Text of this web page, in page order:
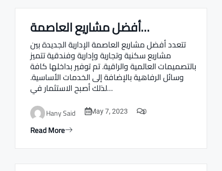
Real estate Estate ville أفضل مشاريع العاصمة…
تتعدد أفضل مشاريع العاصمة الإدارية الجديدة بين
مشاريع سكنية وتجارية وإدارية وفندقية تتميز
بالتصميمات العالمية والراقية. تم توفير بداخلها كافة
وسائل الرفاهية بالإضافة إلى الخدمات الأساسية.
لذلك أصبح الاستثمار في…
Hany Said May 7, 2023 0
Read More